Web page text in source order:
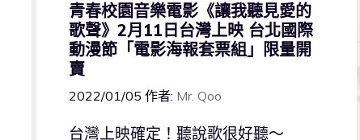
青春校園音樂電影《讓我聽見愛的
歌聲》2月11日台灣上映 台北國際
動漫節「電影海報套票組」限量開
賣
2022/01/05 作者: Mr. Qoo
台灣上映確定！聽說歌很好聽～